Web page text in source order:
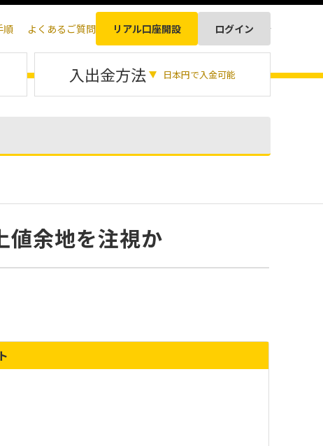
日本語
順 よくあるご質問 リアル口座開設 ログイン
入出金方法 日本円で入金可能
値余地を注視か